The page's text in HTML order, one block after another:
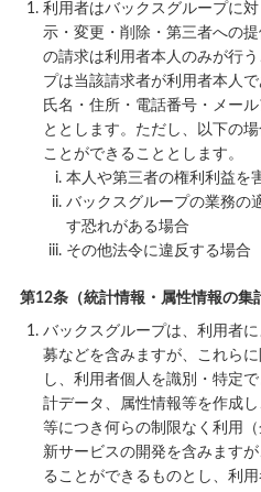
利用者はバックスグループに
示・変更・削除・第三者への
の請求は利用者本人のみが行
プは当該請求者が利用者本人
氏名・住所・電話番号・メー
ととします。ただし、以下の
ことができることとします。
本人や第三者の権利利益を
バックスグループの業務の
す恐れがある場合
その他法令に違反する場合
第12条（統計情報・属性情報の集
バックスグループは、利用者
募などを含みますが、これら
し、利用者個人を識別・特定
計データ、属性情報等を作成
等につき何らの制限なく利用
新サービスの開発を含みます
ることができるものとし、利